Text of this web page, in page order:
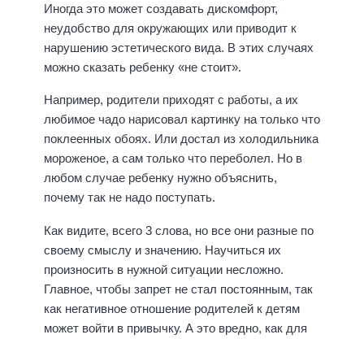
Иногда это может создавать дискомфорт,
неудобство для окружающих или приводит к
нарушению эстетического вида. В этих случаях
можно сказать ребенку «не стоит».
Например, родители приходят с работы, а их
любимое чадо нарисовал картинку на только что
поклеенных обоях. Или достал из холодильника
мороженое, а сам только что переболел. Но в
любом случае ребенку нужно объяснить,
почему так не надо поступать.
Как видите, всего 3 слова, но все они разные по
своему смыслу и значению. Научиться их
произносить в нужной ситуации несложно.
Главное, чтобы запрет не стал постоянным, так
как негативное отношение родителей к детям
может войти в привычку. А это вредно, как для